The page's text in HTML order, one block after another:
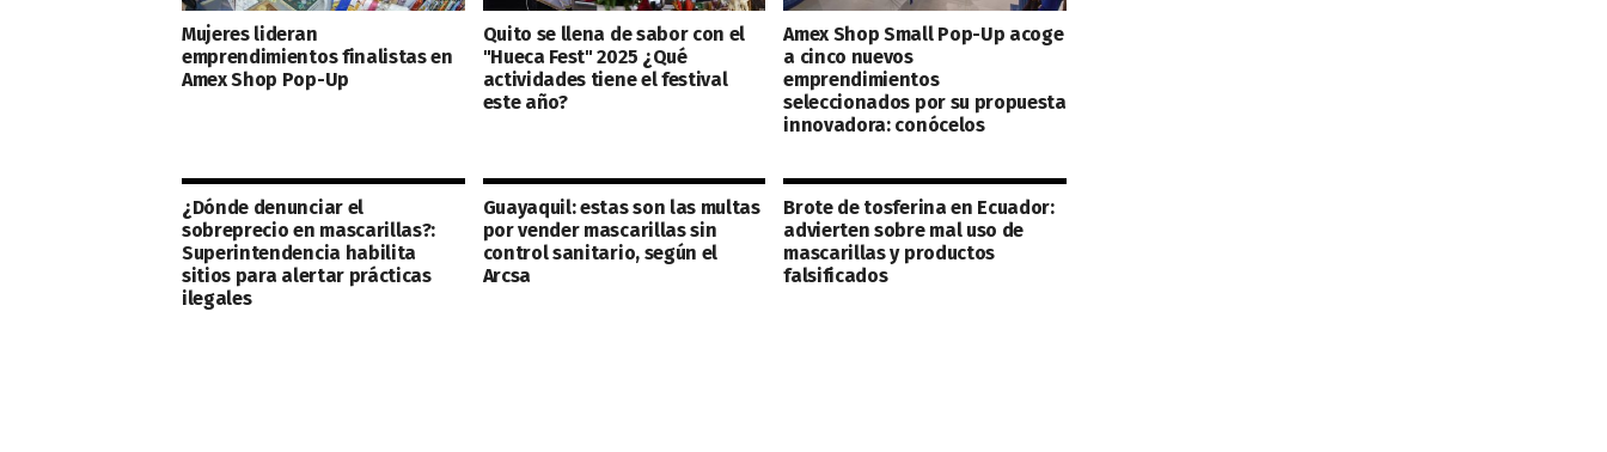
Mujeres lideran
emprendimientos finalistas en
Amex Shop Pop-Up
Quito se llena de sabor con el
"Hueca Fest" 2025 ¿Qué
actividades tiene el festival
este año?
Amex Shop Small Pop-Up acoge
a cinco nuevos
emprendimientos
seleccionados por su propuesta
innovadora: conócelos
¿Dónde denunciar el
sobreprecio en mascarillas?:
Superintendencia habilita
sitios para alertar prácticas
ilegales
Guayaquil: estas son las multas
por vender mascarillas sin
control sanitario, según el
Arcsa
Brote de tosferina en Ecuador:
advierten sobre mal uso de
mascarillas y productos
falsificados